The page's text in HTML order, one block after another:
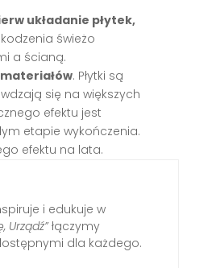
układanie płytek,
świeżo
a ścianą.
. Płytki są
się na większych
efektu jest
etapie wykończenia.
efektu na lata.
i edukuje w
Urządź”łączymy
dla każdego.